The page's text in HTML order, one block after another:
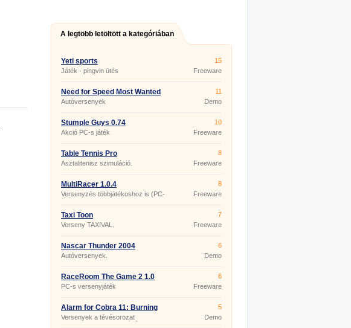
A legtöbb letöltött a kategóriában
Yeti sports
Játék - pingvin ütés
15
Freeware
Need for Speed Most Wanted
Autóversenyek
11
Demo
Stumple Guys 0.74
Akció PC-s játék
10
Freeware
Table Tennis Pro
Asztalitenisz szimuláció.
8
Freeware
MultiRacer 1.0.4
Versenyzés többjátékoshoz is (PC-
játék)
8
Freeware
Taxi Toon
Verseny TAXIVAL.
7
Freeware
Nascar Thunder 2004
Autóversenyek.
6
Demo
RaceRoom The Game 2 1.0
PC-s versenyjáték
6
Freeware
Alarm for Cobra 11: Burning
Wheels
Versenyek a tévésorozat
megszokott környezetéből.
5
Demo